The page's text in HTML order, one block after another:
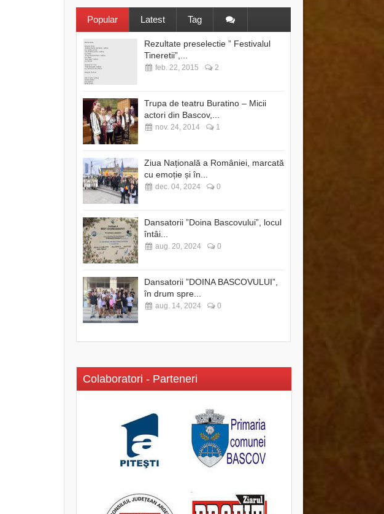
Popular Latest Tag
Rezultate preselectie ” Festivalul
Tineretii”,...
feb. 22, 2015 2
Trupa de teatru Buratino – Micii
actori din Bascov,...
nov. 24, 2014 1
Ziua Națională a României, marcată
cu emoție și în...
dec. 04, 2024 0
Dansatorii ”Doina Bascovului”, locul
întâi...
aug. 20, 2024 0
Dansatorii ”DOINA BASCOVULUI”,
în drum spre...
aug. 14, 2024 0
Colaboratori - Parteneri